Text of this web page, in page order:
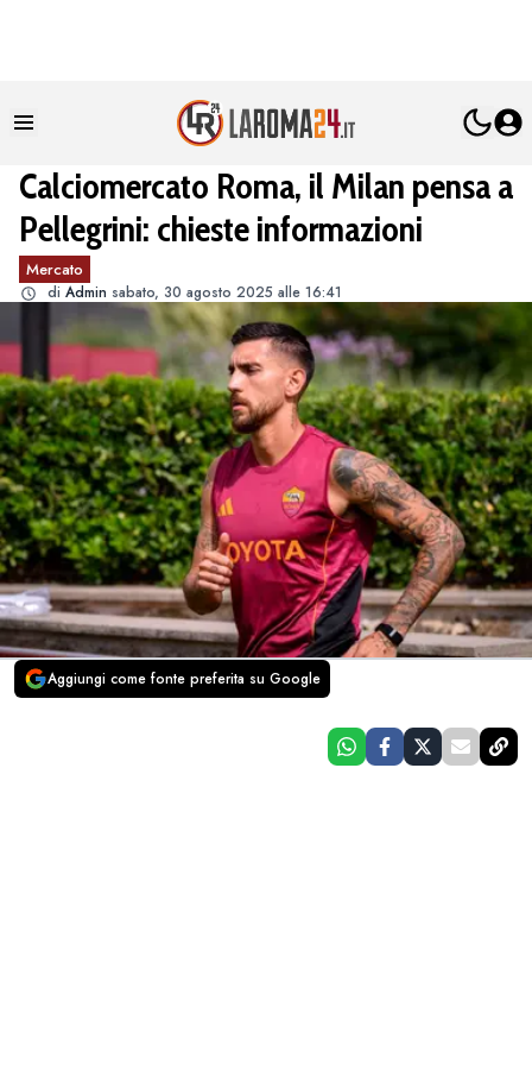
Calciomercato Roma, il Milan pensa a
Pellegrini: chieste informazioni
Mercato
di Admin sabato, 30 agosto 2025 alle 16:41
Aggiungi come fonte preferita su Google